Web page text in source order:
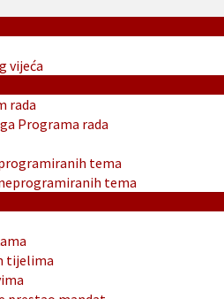
vijeća
rada
Programa rada
tema
tema
tijelima